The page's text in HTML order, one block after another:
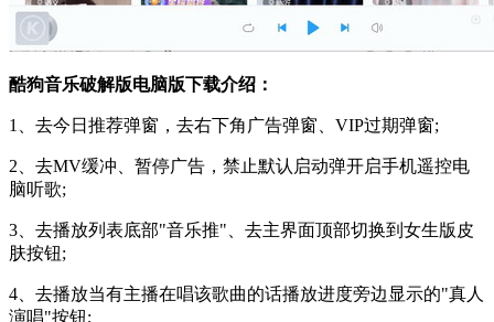
酷狗音乐破解版电脑版下载介绍：
1、去今日推荐弹窗，去右下角广告弹窗、VIP过期弹窗;
2、去MV缓冲、暂停广告，禁止默认启动弹开启手机遥控电
脑听歌;
3、去播放列表底部"音乐推"、去主界面顶部切换到女生版皮
肤按钮;
4、去播放当有主播在唱该歌曲的话播放进度旁边显示的"真人
演唱"按钮;